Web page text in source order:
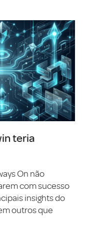
teria
On não
com sucesso
insights do
outros que